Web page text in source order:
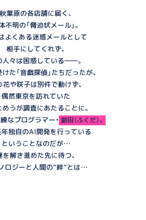
秋葉原の各店舗に届く、
不明の「脅迫状メール」。
よくある迷惑メールとして
相手にしてくれず、
人々は困惑している――。
た「音戯探偵」たちだったが、
花や咲子は別件で動けず、
偶然東京を訪れていた
うが調査にあたることに。
なプログラマー・ 副田（ふくだ）。
独自のAI開発を行っている
ということなのだが…
を解き進めた先に待つ、
ロジーと人間の“絆”とは…